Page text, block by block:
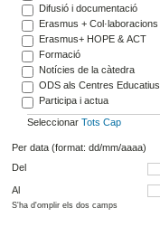
Difusió i documentació
Erasmus + Col·laboracions
Erasmus+ HOPE & ACT
Formació
Notícies de la càtedra
ODS als Centres Educatius
Participa i actua
Seleccionar Tots Cap
Per data (format: dd/mm/aaaa)
Del
Al
S'ha d'omplir els dos camps